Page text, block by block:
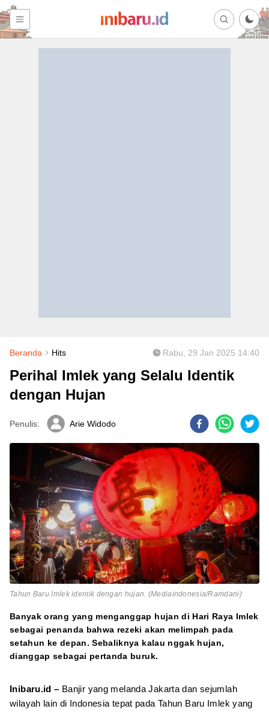
Beranda Hits Rabu, 29 Jan 2025 14:40
Perihal Imlek yang Selalu Identik
dengan Hujan
Penulis: Arie Widodo
Tahun Baru Imlek identik dengan hujan. (Mediaindonesia/Ramdani)
Banyak orang yang menganggap hujan di Hari Raya Imlek
sebagai penanda bahwa rezeki akan melimpah pada
setahun ke depan. Sebaliknya kalau nggak hujan,
dianggap sebagai pertanda buruk.
Inibaru.id – Banjir yang melanda Jakarta dan sejumlah
wilayah lain di Indonesia tepat pada Tahun Baru Imlek yang